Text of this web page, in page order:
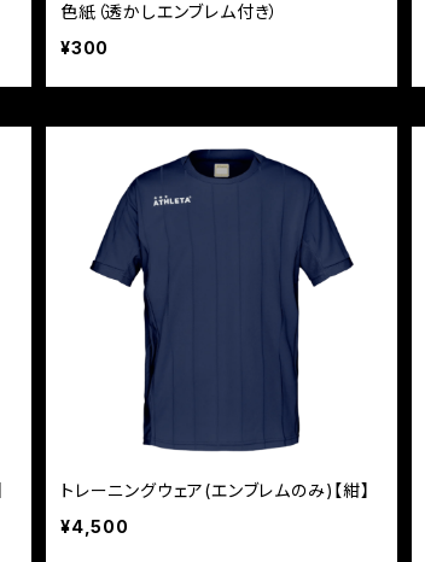
色紙（透かしエンブレム付き）
¥300
トレーニングウェア(エンブレムのみ)【紺】
¥4,500